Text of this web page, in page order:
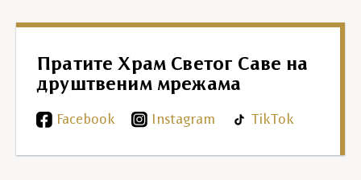
Пратите Храм Светог Саве на
друштвеним мрежама
Facebook Instagram TikTok